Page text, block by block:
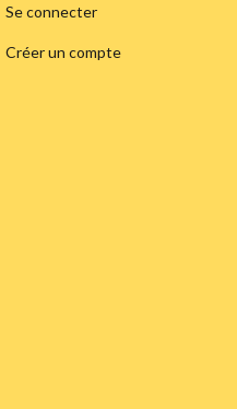
Se connecter
Créer un compte